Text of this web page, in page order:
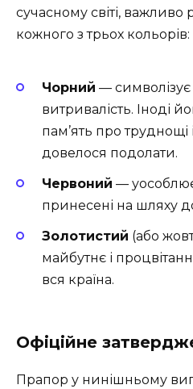
сучасному світі, важливо
кожного з трьох кольорів:
Чорний — символізує
витривалість. Іноді
пам’ять про труднощі
довелося подолати.
Червоний —
принесені на шляху
Золотистий (або
майбутнє і
вся країна.
Офіційне
Прапор у нинішньому